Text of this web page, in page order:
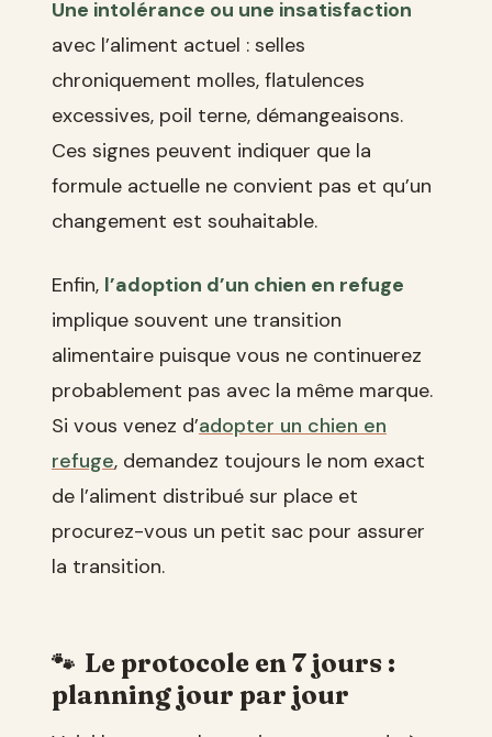
Une intolérance ou une insatisfaction
avec l’aliment actuel : selles
chroniquement molles, flatulences
excessives, poil terne, démangeaisons.
Ces signes peuvent indiquer que la
formule actuelle ne convient pas et qu’un
changement est souhaitable.
Enfin, l’adoption d’un chien en refuge
implique souvent une transition
alimentaire puisque vous ne continuerez
probablement pas avec la même marque.
Si vous venez d’adopter un chien en
refuge, demandez toujours le nom exact
de l’aliment distribué sur place et
procurez-vous un petit sac pour assurer
la transition.
Le protocole en 7 jours :
planning jour par jour